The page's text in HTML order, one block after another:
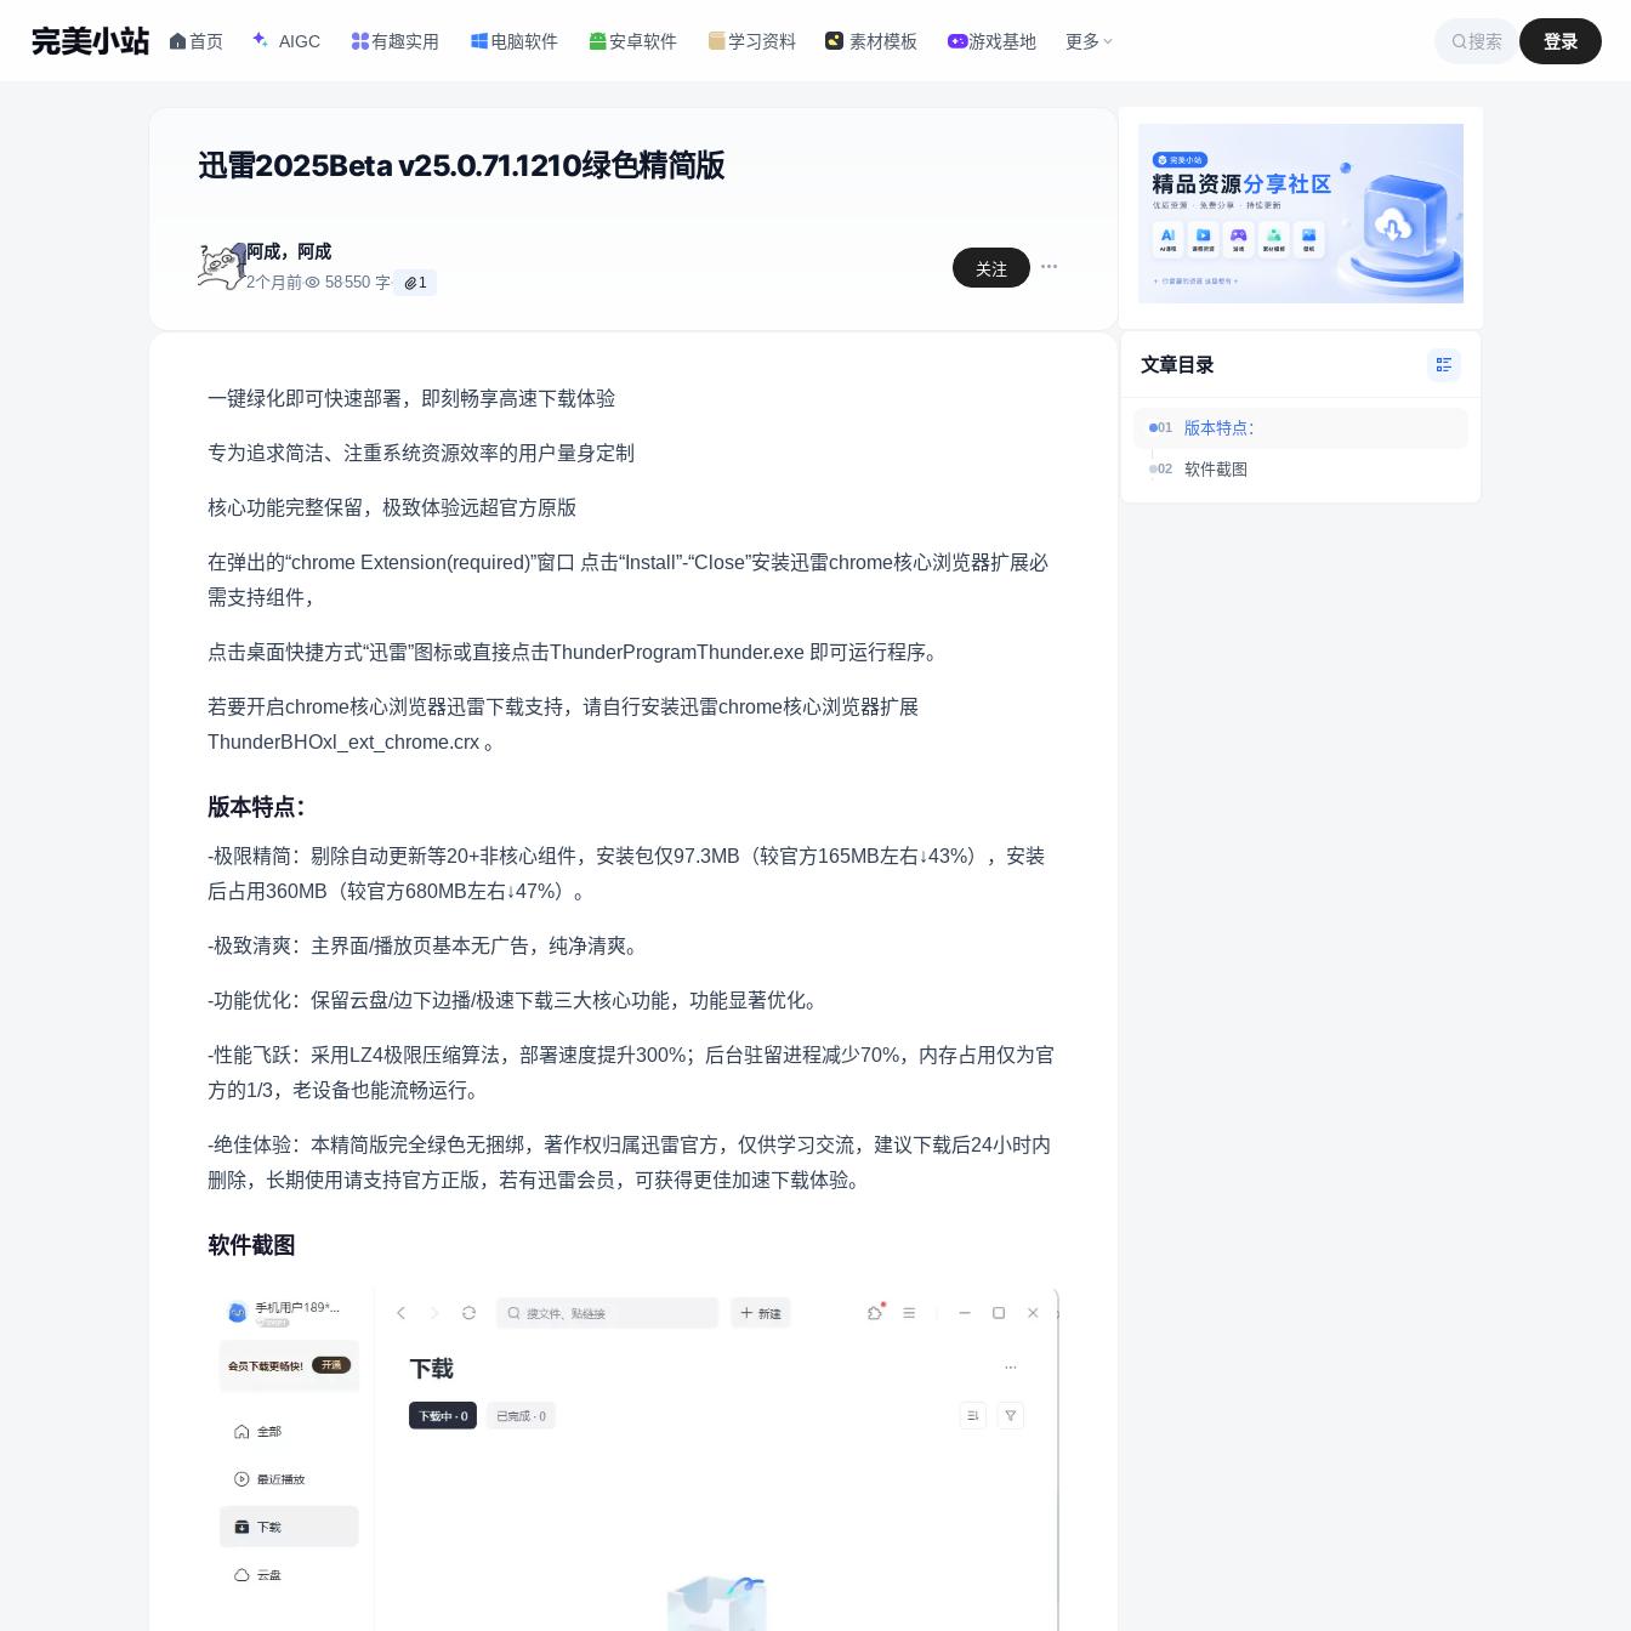
首页 AIGC 有趣实用 电脑软件 安卓软件 学习资料 素材模板 游戏基地 更多 搜索 登录
迅雷2025Beta v25.0.71.1210绿色精简版
阿成，阿成
2个月前 58550 字 1
关注
一键绿化即可快速部署，即刻畅享高速下载体验
专为追求简洁、注重系统资源效率的用户量身定制
核心功能完整保留，极致体验远超官方原版
在弹出的“chrome Extension(required)”窗口 点击“Install”-“Close”安装迅雷chrome核心浏览器扩展必
需支持组件，
点击桌面快捷方式“迅雷”图标或直接点击ThunderProgramThunder.exe 即可运行程序。
若要开启chrome核心浏览器迅雷下载支持，请自行安装迅雷chrome核心浏览器扩展
ThunderBHOxl_ext_chrome.crx 。
版本特点：
-极限精简：剔除自动更新等20+非核心组件，安装包仅97.3MB（较官方165MB左右↓43%），安装
后占用360MB（较官方680MB左右↓47%）。
-极致清爽：主界面/播放页基本无广告，纯净清爽。
-功能优化：保留云盘/边下边播/极速下载三大核心功能，功能显著优化。
-性能飞跃：采用LZ4极限压缩算法，部署速度提升300%；后台驻留进程减少70%，内存占用仅为官
方的1/3，老设备也能流畅运行。
-绝佳体验：本精简版完全绿色无捆绑，著作权归属迅雷官方，仅供学习交流，建议下载后24小时内
删除，长期使用请支持官方正版，若有迅雷会员，可获得更佳加速下载体验。
软件截图
文章目录
01 版本特点：
02 软件截图